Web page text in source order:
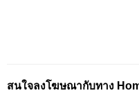
สนใจลงโฆษณากับทาง